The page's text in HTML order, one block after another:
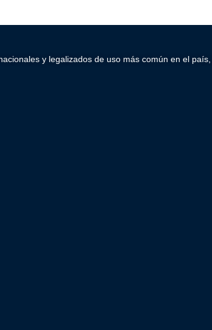
y legalizados de uso más común en el